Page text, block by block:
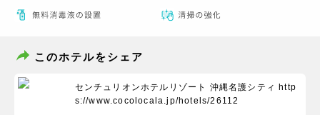
このホテルをシェア
センチュリオンホテルリゾート 沖縄名護シティ http
s://www.cocolocala.jp/hotels/26112